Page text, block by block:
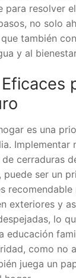
para resolver
no solo
también
y al
es una
Implementar
cerraduras
puede ser un
recomendable
exteriores y
lo
educación
como no
juega un